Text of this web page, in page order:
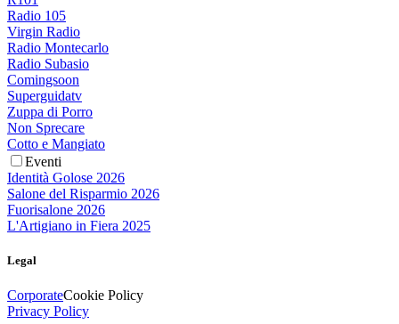
Radio 105
Virgin Radio
Radio Montecarlo
Radio Subasio
Comingsoon
Superguidatv
Zuppa di Porro
Non Sprecare
Cotto e Mangiato
Eventi
Identità Golose 2026
Salone del Risparmio 2026
Fuorisalone 2026
L'Artigiano in Fiera 2025
Legal
CorporateCookie Policy
Privacy Policy